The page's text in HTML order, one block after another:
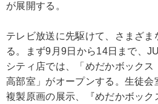
が展開する。
テレビ放送に先駆けて、さまざ
る。まず9月9日から14日まで、
シティ店では、「めだかボック
高部室」がオープンする。生徒
複製原画の展示、『めだかボッ